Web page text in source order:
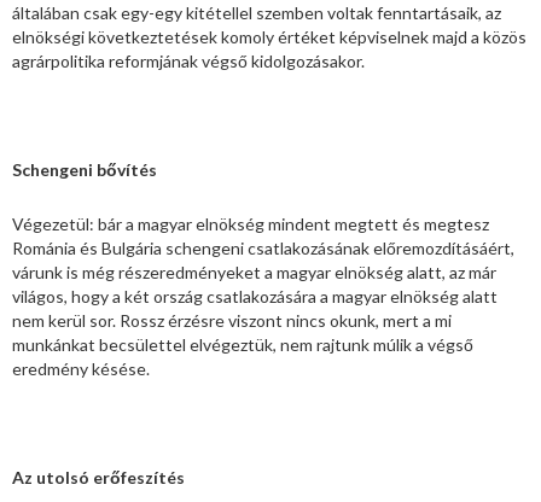
általában csak egy-egy kitétellel szemben voltak fenntartásaik, az
elnökségi következtetések komoly értéket képviselnek majd a közös
agrárpolitika reformjának végső kidolgozásakor.
Schengeni bővítés
Végezetül: bár a magyar elnökség mindent megtett és megtesz
Románia és Bulgária schengeni csatlakozásának előremozdításáért,
várunk is még részeredményeket a magyar elnökség alatt, az már
világos, hogy a két ország csatlakozására a magyar elnökség alatt
nem kerül sor. Rossz érzésre viszont nincs okunk, mert a mi
munkánkat becsülettel elvégeztük, nem rajtunk múlik a végső
eredmény késése.
Az utolsó erőfeszítés